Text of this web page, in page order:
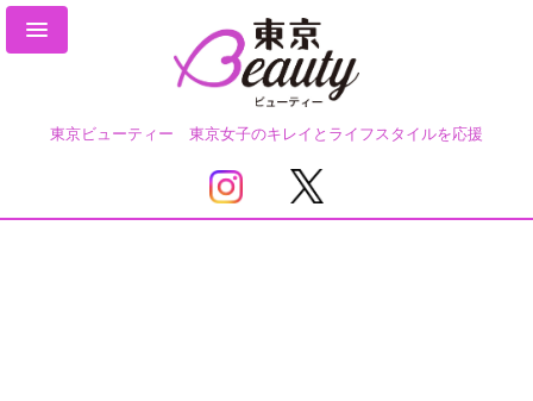
東京ビューティー 東京女子のキレイとライフスタイルを応援